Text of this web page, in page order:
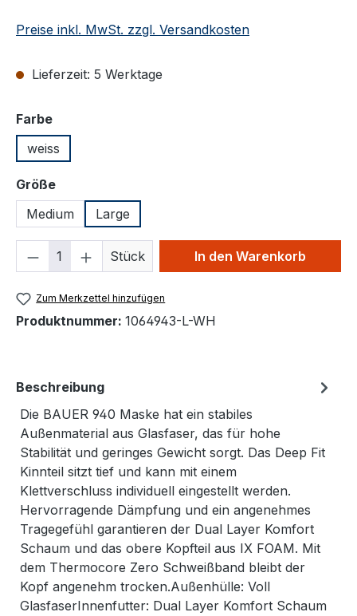
Preise inkl. MwSt. zzgl. Versandkosten
Lieferzeit: 5 Werktage
Farbeauswählen
weiss
Größeauswählen
Medium
Large
Produkt Anzahl: Gib den
Stück In den Warenkorb
Zum Merkzettel hinzufügen
Produktnummer: 1064943-L-WH
Beschreibung
Die BAUER 940 Maske hat ein stabiles
Außenmaterial aus Glasfaser, das für hohe
Stabilität und geringes Gewicht sorgt. Das Deep Fit
Kinnteil sitzt tief und kann mit einem
Klettverschluss individuell eingestellt werden.
Hervorragende Dämpfung und ein angenehmes
Tragegefühl garantieren der Dual Layer Komfort
Schaum und das obere Kopfteil aus IX FOAM. Mit
dem Thermocore Zero Schweißband bleibt der
Kopf angenehm trocken.Außenhülle: Voll
GlasfaserInnenfutter: Dual Layer Komfort Schaum